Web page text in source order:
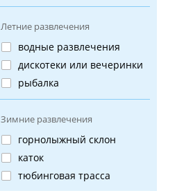
Летние развлечения
водные развлечения
дискотеки или вечеринки
рыбалка
Зимние развлечения
горнолыжный склон
каток
тюбинговая трасса